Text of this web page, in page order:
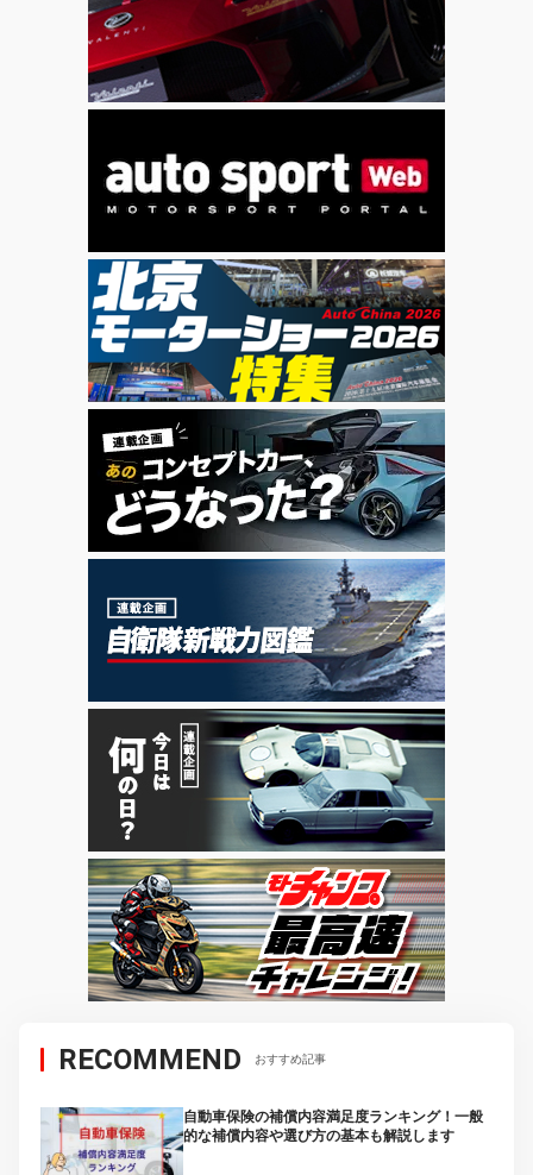
RECOMMEND おすすめ記事
自動車保険の補償内容満足度ランキング！一般
的な補償内容や選び方の基本も解説します